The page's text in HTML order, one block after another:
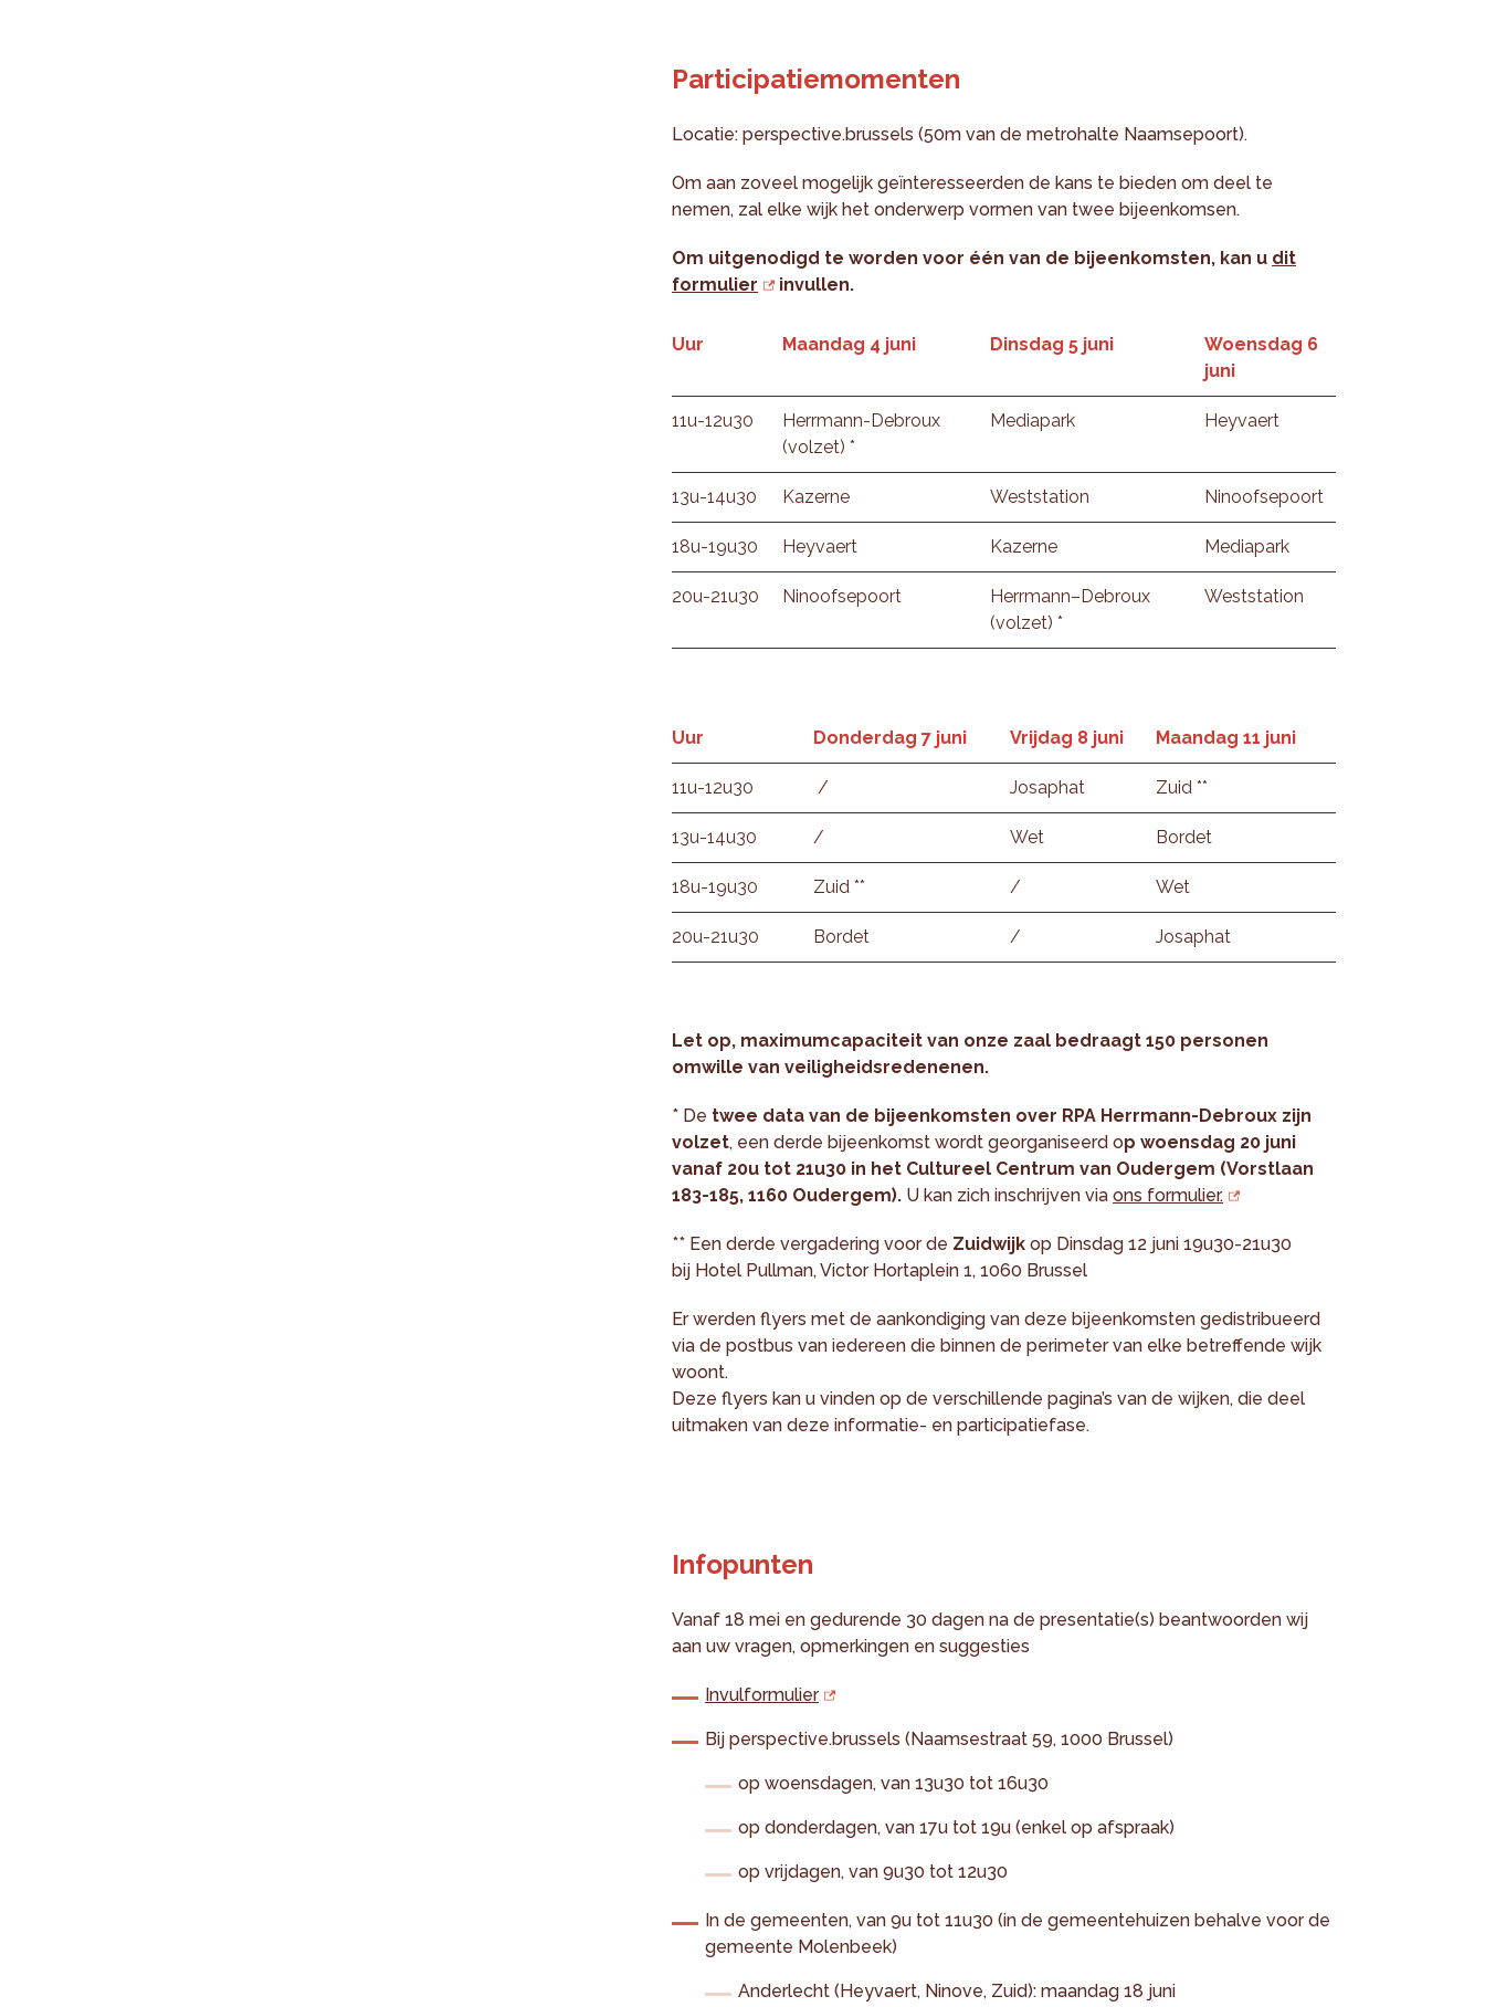
Participatiemomenten
Locatie: perspective.brussels (50m van de metrohalte Naamsepoort).
Om aan zoveel mogelijk geïnteresseerden de kans te bieden om deel te
nemen, zal elke wijk het onderwerp vormen van twee bijeenkomsen.
Om uitgenodigd te worden voor één van de bijeenkomsten, kan u dit
formulier
invullen.
Uur Maandag 4 juni Dinsdag 5 juni
Woensdag 6
juni
11u-12u30
Herrmann-Debroux
(volzet) *
Mediapark Heyvaert
13u-14u30 Kazerne Weststation Ninoofsepoort
18u-19u30 Heyvaert Kazerne Mediapark
20u-21u30 Ninoofsepoort
Herrmann–Debroux
(volzet) *
Weststation
Uur Donderdag 7 juni Vrijdag 8 juni Maandag 11 juni
11u-12u30 / Josaphat Zuid **
13u-14u30 / Wet Bordet
18u-19u30 Zuid ** / Wet
20u-21u30 Bordet / Josaphat
Let op, maximumcapaciteit van onze zaal bedraagt 150 personen
omwille van veiligheidsredenenen.
* De twee data van de bijeenkomsten over RPA Herrmann-Debroux zijn
volzet, een derde bijeenkomst wordt georganiseerd op woensdag 20 juni
vanaf 20u tot 21u30 in het Cultureel Centrum van Oudergem (Vorstlaan
183-185, 1160 Oudergem). U kan zich inschrijven viaons formulier.
** Een derde vergadering voor de Zuidwijk op Dinsdag 12 juni 19u30-21u30
bij Hotel Pullman, Victor Hortaplein 1, 1060 Brussel
Er werden flyers met de aankondiging van deze bijeenkomsten gedistribueerd
via de postbus van iedereen die binnen de perimeter van elke betreffende wijk
woont.
Deze flyers kan u vinden op de verschillende pagina’s van de wijken, die deel
uitmaken van deze informatie- en participatiefase.
Infopunten
Vanaf 18 mei en gedurende 30 dagen na de presentatie(s) beantwoorden wij
aan uw vragen, opmerkingen en suggesties
Invulformulier
Bij perspective.brussels (Naamsestraat 59, 1000 Brussel)
op woensdagen, van 13u30 tot 16u30
op donderdagen, van 17u tot 19u (enkel op afspraak)
op vrijdagen, van 9u30 tot 12u30
In de gemeenten, van 9u tot 11u30 (in de gemeentehuizen behalve voor de
gemeente Molenbeek)
Anderlecht (Heyvaert, Ninove, Zuid): maandag 18 juni